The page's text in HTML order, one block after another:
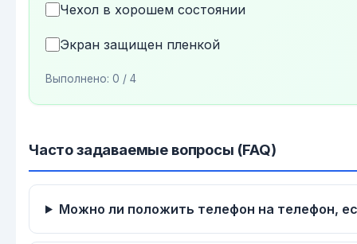
Чехол в хорошем состоянии
Экран защищен пленкой
Выполнено: 0 / 4
Часто задаваемые вопросы (FAQ)
Можно ли положить телефон на телефон,